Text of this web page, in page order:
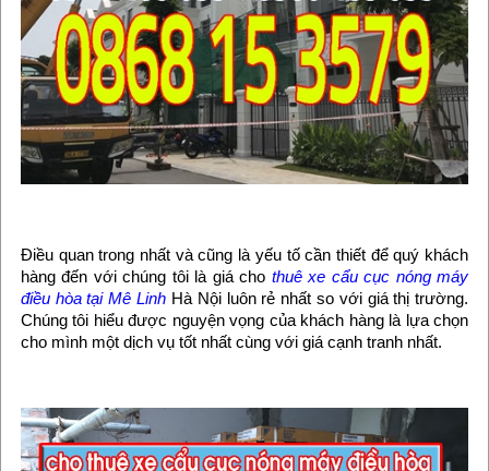
Điều quan trong nhất và cũng là yếu tố cần thiết để quý khách
hàng đến với chúng tôi là giá cho thuê xe cẩu cục nóng máy
điều hòa tại Mê Linh Hà Nội luôn rẻ nhất so với giá thị trường.
Chúng tôi hiểu được nguyện vọng của khách hàng là lựa chọn
cho mình một dịch vụ tốt nhất cùng với giá cạnh tranh nhất.